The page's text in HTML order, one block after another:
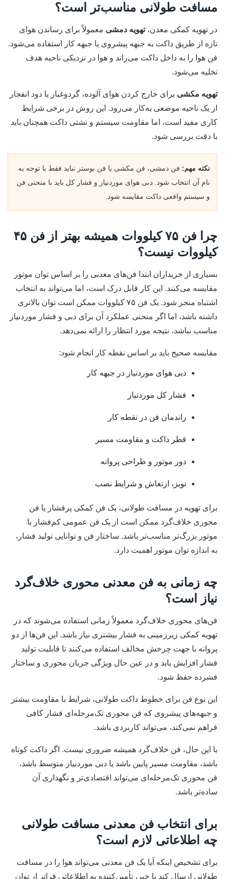
مسافت طولانی مناسب‌تر است؟
در تهویه کمکی معدن،تهویه دمشی معمولاً برای رساندن هوای
تازه از طریق داکت به جبهه پیشروی یا جبهه کار استفاده می‌شود.
فن هوا را به داخل داکت می‌راند و هوا در نزدیکی ناحیه هدف
تخلیه می‌شود.
تهویه مکشی برای خارج کردن هوای آلوده، گردوغبار یا دود انفجار
از یک ناحیه موضعی به‌کار می‌رود. این روش در برخی شرایط
کاری مفید است، اما مقاومت سیستم و نشتی داکت همچنان باید
با دقت بررسی شود.
نکته مهم: فن دمشی، فن مکشی یا فن بوستر نباید فقط با توجه به
نام آن انتخاب شود. دبی هوای موردنیاز و فشار کل باید با منحنی فن
و سیستم واقعی داکت مقایسه شود.
چرا فن ۷۵ کیلووات همیشه بهتر از فن ۴۵
کیلووات نیست؟
بسیاری از خریداران ابتدا فن‌های معدنی را بر اساس توان موتور
مقایسه می‌کنند. این کار قابل درک است، اما می‌تواند به انتخاب
اشتباه منجر شود. یک فن ۷۵ کیلووات ممکن است توان بالاتری
داشته باشد، اما اگر منحنی عملکرد آن برای دبی و فشار موردنیاز
مناسب نباشد، نتیجه مورد انتظار را ارائه نمی‌دهد.
مقایسه صحیح باید بر اساس نقطه کار انجام شود:
دبی هوای موردنیاز در جبهه کار
فشار کل موردنیاز
راندمان فن در نقطه کار
قطر داکت و مقاومت مسیر
دور موتور و طراحی پروانه
نویز، ارتعاش و شرایط نصب
برای تهویه در مسافت طولانی، یک فن کمکی پرفشار یا فن
محوری خلاف‌گرد ممکن است از یک فن عمومی کم‌فشار با
موتور بزرگ‌تر مناسب‌تر باشد. ساختار فن و توانایی تولید فشار،
به اندازه توان موتور اهمیت دارد.
چه زمانی به فن معدنی محوری خلاف‌گرد
نیاز است؟
فن‌های محوری خلاف‌گرد معمولاً زمانی استفاده می‌شوند که در
تهویه کمکی زیرزمینی به فشار بیشتری نیاز باشد. این فن‌ها از دو
پروانه با جهت چرخش مخالف استفاده می‌کنند تا قابلیت تولید
فشار افزایش یابد و در عین حال ویژگی جریان محوری و ساختار
فشرده حفظ شود.
این نوع فن برای خطوط داکت طولانی، شرایط با مقاومت بیشتر
و جبهه‌های پیشروی که فن محوری تک‌مرحله‌ای فشار کافی
فراهم نمی‌کند، می‌تواند کاربردی باشد.
با این حال، فن خلاف‌گرد همیشه ضروری نیست. اگر داکت کوتاه
باشد، مقاومت مسیر پایین باشد یا دبی موردنیاز متوسط باشد،
فن محوری تک‌مرحله‌ای می‌تواند اقتصادی‌تر و نگهداری آن
ساده‌تر باشد.
برای انتخاب فن معدنی مسافت طولانی
چه اطلاعاتی لازم است؟
برای تشخیص اینکه آیا یک فن معدنی می‌تواند هوا را در مسافت
طولانی ارسال کند یا خیر، تأمین‌کننده به اطلاعاتی فراتر از توان